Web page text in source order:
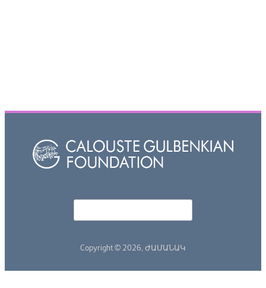
Copyright © 2026, ԺԱՄԱՆԱԿ